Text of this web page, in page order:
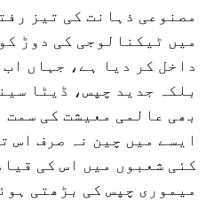
مصنوعی ذہانت کی تیز
میں ٹیکنالوجی کی دوڑ
داخل کر دیا ہے، جہاں
بلکہ جدید چپس، ڈیٹا
بھی عالمی معیشت کی
ایسے میں چین نہ صرف اس
کئی شعبوں میں اس کی
میموری چپس کی بڑھتی